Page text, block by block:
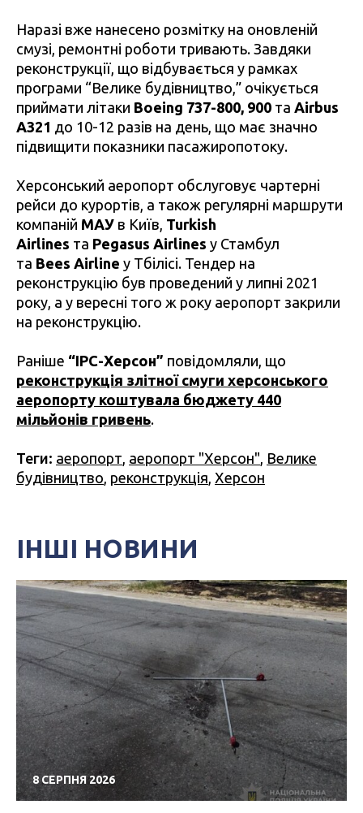
Наразі вже нанесено розмітку на оновленій
смузі, ремонтні роботи тривають. Завдяки
реконструкції, що відбувається у рамках
програми “Велике будівництво,” очікується
приймати літаки Boeing 737-800, 900 та Airbus
A321 до 10-12 разів на день, що має значно
підвищити показники пасажиропотоку.
Херсонський аеропорт обслуговує чартерні
рейси до курортів, а також регулярні маршрути
компаній МАУ в Київ, Turkish
Airlines та Pegasus Airlines у Стамбул
та Bees Airline у Тбілісі. Тендер на
реконструкцію був проведений у липні 2021
року, а у вересні того ж року аеропорт закрили
на реконструкцію.
Раніше “IPC-Херсон” повідомляли, що
реконструкція злітної смуги херсонського
аеропорту коштувала бюджету 440
мільйонів гривень.
Теги: аеропорт, аеропорт "Херсон", Велике
будівництво, реконструкція, Херсон
ІНШІ НОВИНИ
8 СЕРПНЯ 2026